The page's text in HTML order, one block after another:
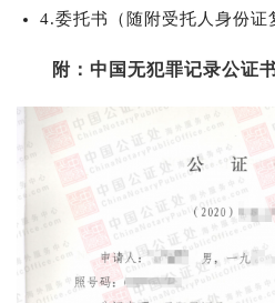
4.委托书（随附受托人身份证
附：中国无犯罪记录公证